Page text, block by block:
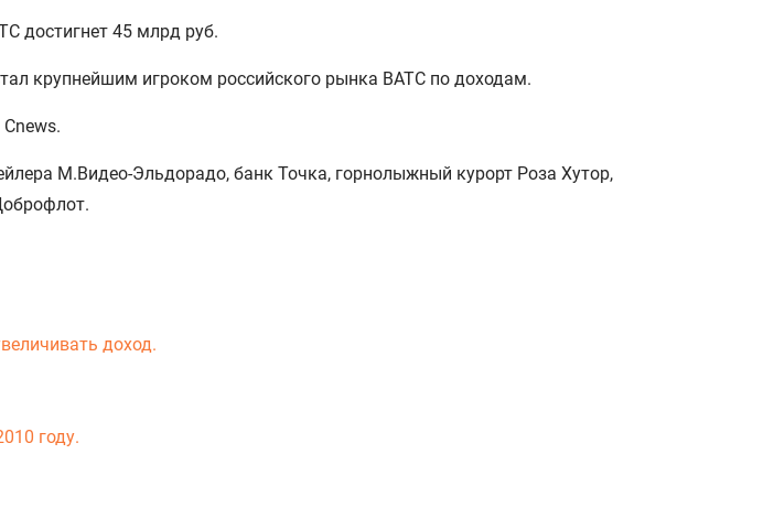
достигнет 45 млрд руб.
крупнейшим игроком российского рынка ВАТС по доходам.
Сnews.
М.Видео-Эльдорадо, банк Точка, горнолыжный курорт Роза Хутор,
доход.
году.